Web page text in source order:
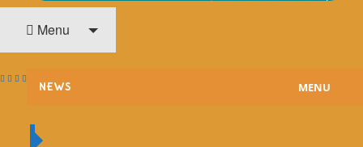
Menu
NEWS MENU